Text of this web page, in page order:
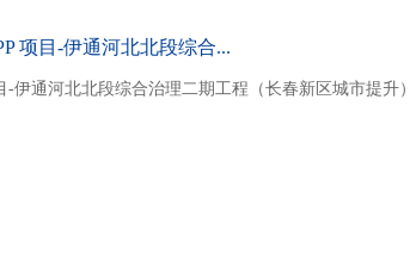
项目-伊通河北北段综合...
-伊通河北北段综合治理二期工程（长春新区城市提